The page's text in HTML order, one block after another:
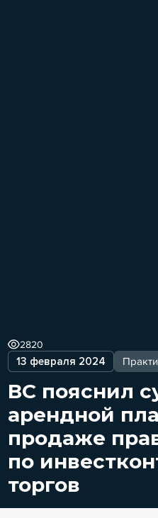
13 февраля 2024
2820
ВС пояснил
арендной
продаже
по
торгов